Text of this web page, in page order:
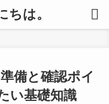
は。
備と確認ポイ
い基礎知識